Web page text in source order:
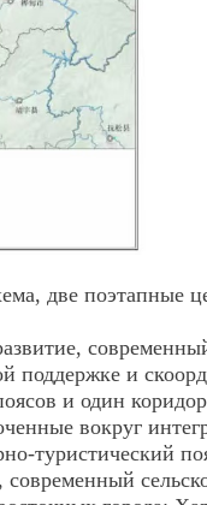
две поэтапные
поддержке и
и один
вокруг
туристический